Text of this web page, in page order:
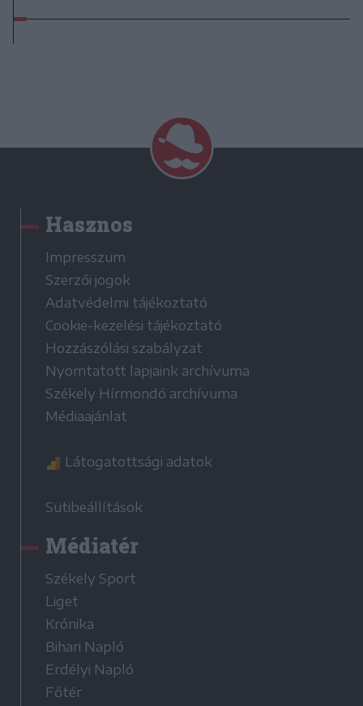
Hasznos
Impresszum
Szerzői jogok
Adatvédelmi tájékoztató
Cookie-kezelési tájékoztató
Hozzászólási szabályzat
Nyomtatott lapjaink archívuma
Székely Hírmondó archívuma
Médiaajánlat
Látogatottsági adatok
Sütibeállítások
Médiatér
Székely Sport
Liget
Krónika
Bihari Napló
Erdélyi Napló
Főtér